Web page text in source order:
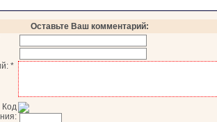
Оставьте Ваш комментарий:
*
Код